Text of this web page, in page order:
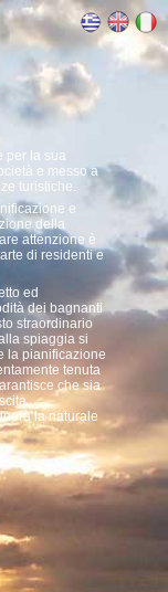
per la sua
e messo a
turistiche.
e
della
attenzione è
di residenti e
ed
dei bagnanti
straordinario
spiaggia si
la pianificazione
tenuta
che sia
la naturale